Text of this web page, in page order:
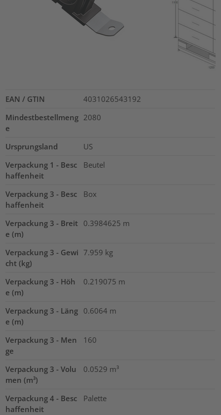
EAN / GTIN
4031026543192
Mindestbestellmeng
e
2080
Ursprungsland
US
Verpackung 1 - Besc
haffenheit
Beutel
Verpackung 3 - Besc
haffenheit
Box
Verpackung 3 - Breit
e (m)
0.3984625 m
Verpackung 3 - Gewi
cht (kg)
7.959 kg
Verpackung 3 - Höh
e (m)
0.219075 m
Verpackung 3 - Läng
e (m)
0.6064 m
Verpackung 3 - Men
ge
160
Verpackung 3 - Volu
men (m³)
0.0529 m³
Verpackung 4 - Besc
haffenheit
Palette